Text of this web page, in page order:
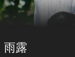
雨露